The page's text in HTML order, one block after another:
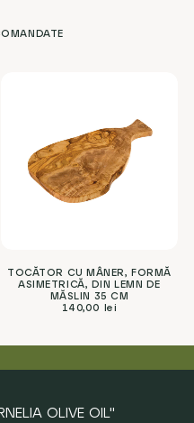
TOCĂTOR CU MÂNER, FORMĂ
ASIMETRICĂ, DIN LEMN DE
MĂSLIN 35 CM
140,00 lei
OLIVE OIL"